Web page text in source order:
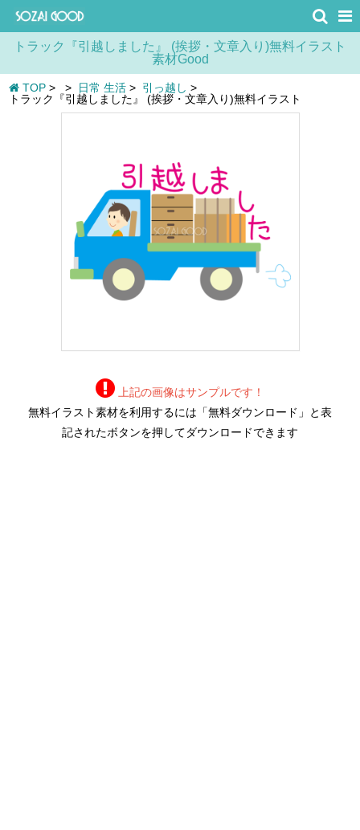
トラック『引越しました』 (挨拶・文章入り)無料イラスト
素材Good
TOP > > 日常 生活 > 引っ越し >
トラック『引越しました』 (挨拶・文章入り)無料イラスト
上記の画像はサンプルです！
無料イラスト素材を利用するには「無料ダウンロード」と表
記されたボタンを押してダウンロードできます